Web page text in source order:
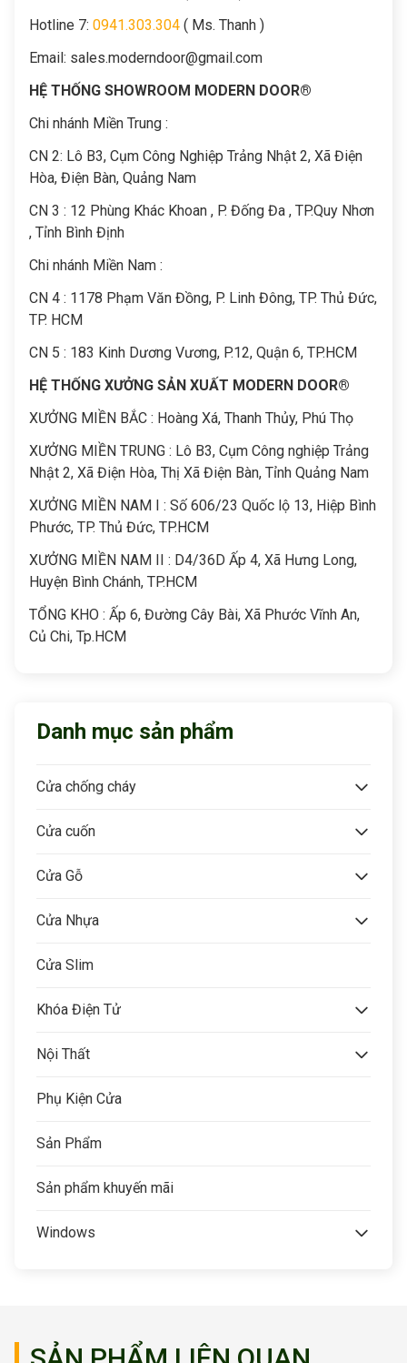
Hotline 7: 0941.303.304 ( Ms. Thanh )
Email: sales.moderndoor@gmail.com
HỆ THỐNG SHOWROOM MODERN DOOR®
Chi nhánh Miền Trung :
CN 2: Lô B3, Cụm Công Nghiệp Trảng Nhật 2, Xã Điện
Hòa, Điện Bàn, Quảng Nam
CN 3 : 12 Phùng Khác Khoan , P. Đống Đa , TP.Quy Nhơn
, Tỉnh Bình Định
Chi nhánh Miền Nam :
CN 4 : 1178 Phạm Văn Đồng, P. Linh Đông, TP. Thủ Đức,
TP. HCM
CN 5 : 183 Kinh Dương Vương, P.12, Quận 6, TP.HCM
HỆ THỐNG XƯỞNG SẢN XUẤT MODERN DOOR®
XƯỞNG MIỀN BẮC : Hoàng Xá, Thanh Thủy, Phú Thọ
XƯỞNG MIỀN TRUNG : Lô B3, Cụm Công nghiệp Trảng
Nhật 2, Xã Điện Hòa, Thị Xã Điện Bàn, Tỉnh Quảng Nam
XƯỞNG MIỀN NAM I : Số 606/23 Quốc lộ 13, Hiệp Bình
Phước, TP. Thủ Đức, TP.HCM
XƯỞNG MIỀN NAM II : D4/36D Ấp 4, Xã Hưng Long,
Huyện Bình Chánh, TP.HCM
TỔNG KHO : Ấp 6, Đường Cây Bài, Xã Phước Vĩnh An,
Củ Chi, Tp.HCM
Danh mục sản phẩm
Cửa chống cháy
Cửa cuốn
Cửa Gỗ
Cửa Nhựa
Cửa Slim
Khóa Điện Tử
Nội Thất
Phụ Kiện Cửa
Sản Phẩm
Sản phẩm khuyến mãi
Windows